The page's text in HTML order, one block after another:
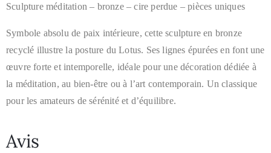
Sculpture méditation – bronze – cire perdue – pièces uniques
Symbole absolu de paix intérieure, cette sculpture en bronze
recyclé illustre la posture du Lotus. Ses lignes épurées en font une
œuvre forte et intemporelle, idéale pour une décoration dédiée à
la méditation, au bien-être ou à l’art contemporain. Un classique
pour les amateurs de sérénité et d’équilibre.
Avis